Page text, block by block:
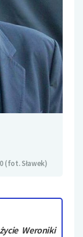
(fot. Sławek)
Weroniki